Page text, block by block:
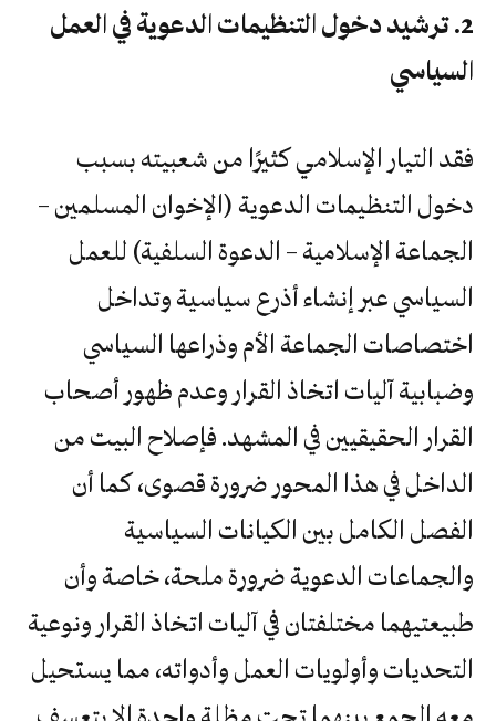
2. ترشيد دخول التنظيمات الدعوية في العمل
السياسي
فقد التيار الإسلامي كثيرًا من شعبيته بسبب
دخول التنظيمات الدعوية (الإخوان المسلمين –
الجماعة الإسلامية – الدعوة السلفية) للعمل
السياسي عبر إنشاء أذرع سياسية وتداخل
اختصاصات الجماعة الأم وذراعها السياسي
وضبابية آليات اتخاذ القرار وعدم ظهور أصحاب
القرار الحقيقيين في المشهد. فإصلاح البيت من
الداخل في هذا المحور ضرورة قصوى، كما أن
الفصل الكامل بين الكيانات السياسية
والجماعات الدعوية ضرورة ملحة، خاصة وأن
طبيعتيهما مختلفتان في آليات اتخاذ القرار ونوعية
التحديات وأولويات العمل وأدواته، مما يستحيل